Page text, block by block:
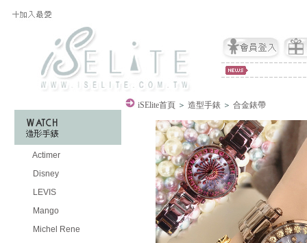
Actimer
Disney
LEVIS
Mango
Michel Rene
iSElite首頁 ＞ 造型手錶 ＞ 合金錶帶